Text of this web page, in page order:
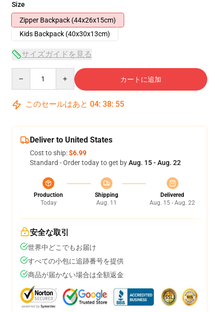
Size
Zipper Backpack (44x26x15cm)
Kids Backpack (40x30x13cm)
サイズガイドを見る
カートに追加
このセールはあと 04: 38: 54
Deliver to United States
Cost to ship:$6.99
Standard - Order today to get byAug. 15 - Aug. 22
Production
Today
Shipping
Aug. 11
Delivered
Aug. 15 - Aug. 22
安全な取引
世界中どこでもお届け
すべての小包に追跡番号を提供
商品が届かない場合は全額返金